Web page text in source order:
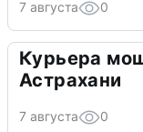
7 августа 0
Курьера
Астрахани
7 августа 0